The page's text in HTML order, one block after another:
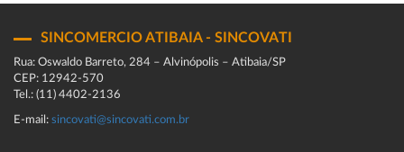
SINCOMERCIO ATIBAIA - SINCOVATI
Rua: Oswaldo Barreto, 284 – Alvinópolis – Atibaia/SP
CEP: 12942-570
Tel.: (11) 4402-2136
E-mail: sincovati@sincovati.com.br